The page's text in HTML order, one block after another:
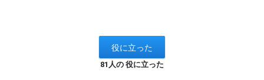
81人の 役に立った